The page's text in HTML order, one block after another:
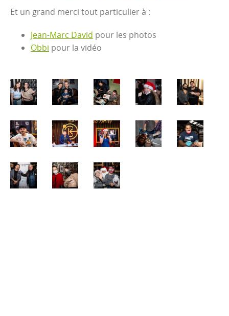
Et un grand merci tout particulier à :
Jean-Marc David pour les photos
Obbi pour la vidéo